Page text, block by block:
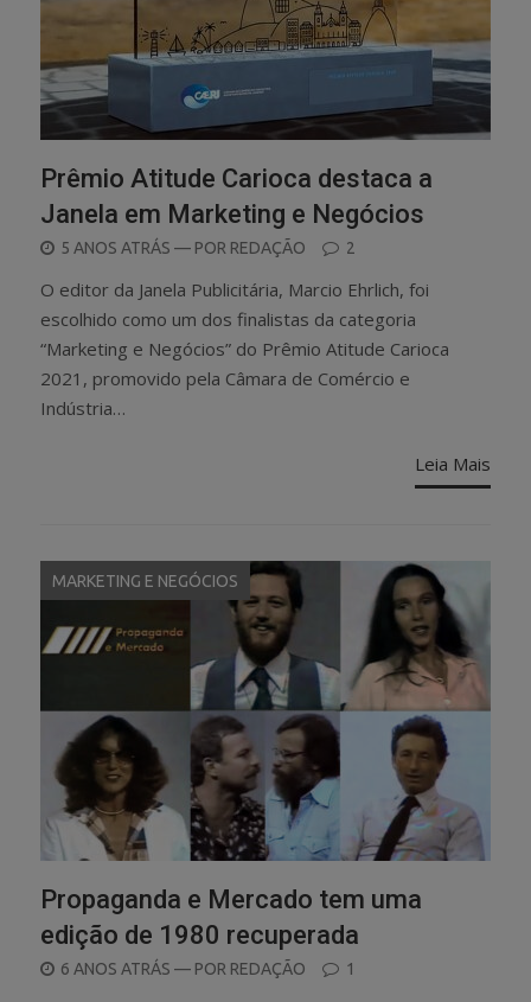
Prêmio Atitude Carioca destaca a
Janela em Marketing e Negócios
POSTED
ON
5 ANOS ATRÁS — POR REDAÇÃO 2
O editor da Janela Publicitária, Marcio Ehrlich, foi
escolhido como um dos finalistas da categoria
“Marketing e Negócios” do Prêmio Atitude Carioca
2021, promovido pela Câmara de Comércio e
Indústria…
Leia Mais
MARKETING E NEGÓCIOS
Propaganda e Mercado tem uma
edição de 1980 recuperada
POSTED
6 ANOS ATRÁS — POR REDAÇÃO 1